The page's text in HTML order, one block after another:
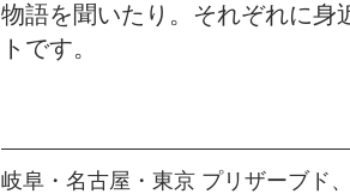
物語を聞いたり。それぞれに身
トです。
岐阜・名古屋・東京 プリザーブド